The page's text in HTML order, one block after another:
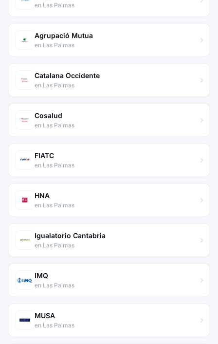
en Las Palmas
Agrupació Mutua
en Las Palmas
Catalana Occidente
en Las Palmas
Cosalud
en Las Palmas
FIATC
en Las Palmas
HNA
en Las Palmas
Igualatorio Cantabria
en Las Palmas
IMQ
en Las Palmas
MUSA
en Las Palmas